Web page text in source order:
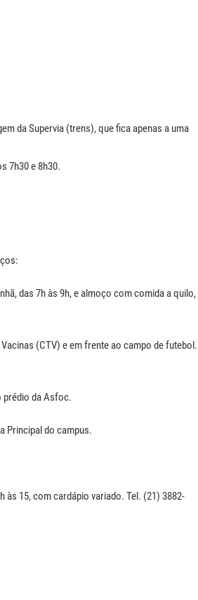
da Supervia (trens), que fica apenas a uma
7h30 e 8h30.
das 7h às 9h, e almoço com comida a quilo,
(CTV) e em frente ao campo de futebol.
prédio da Asfoc.
Principal do campus.
15, com cardápio variado. Tel. (21) 3882-